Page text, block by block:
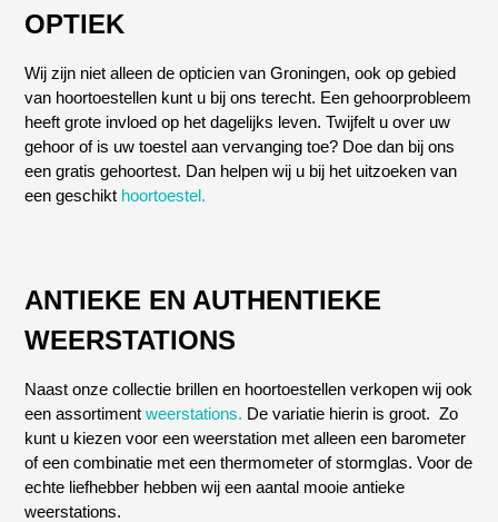
OPTIEK
Wij zijn niet alleen de opticien van Groningen, ook op gebied
van hoortoestellen kunt u bij ons terecht. Een gehoorprobleem
heeft grote invloed op het dagelijks leven. Twijfelt u over uw
gehoor of is uw toestel aan vervanging toe? Doe dan bij ons
een gratis gehoortest. Dan helpen wij u bij het uitzoeken van
een geschikt hoortoestel.
ANTIEKE EN AUTHENTIEKE
WEERSTATIONS
Naast onze collectie brillen en hoortoestellen verkopen wij ook
een assortimentweerstations. De variatie hierin is groot. Zo
kunt u kiezen voor een weerstation met alleen een barometer
of een combinatie met een thermometer of stormglas. Voor de
echte liefhebber hebben wij een aantal mooie antieke
weerstations.